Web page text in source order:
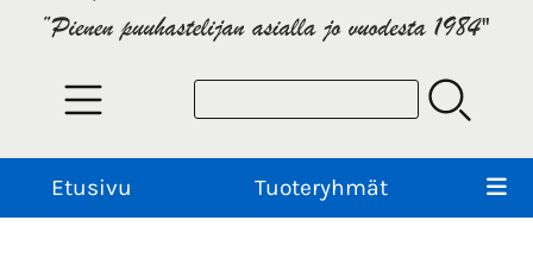
Etusivu Tuoteryhmät